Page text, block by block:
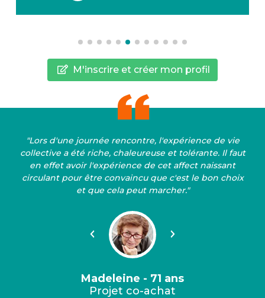
M'inscrire et créer mon profil
"Lors d'une journée rencontre, l'expérience de vie
collective a été riche, chaleureuse et tolérante. Il faut
en effet avoir l'expérience de cet affect naissant
circulant pour être convaincu que c'est le bon choix
et que cela peut marcher."
Précédent Suivant
Madeleine - 71 ans
Projet co-achat